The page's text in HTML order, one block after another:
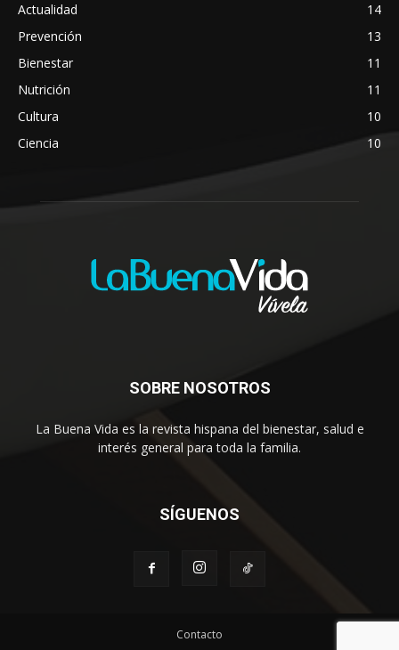
Actualidad
14
Prevención
13
Bienestar
11
Nutrición
11
Cultura
10
Ciencia
10
SOBRE NOSOTROS
La Buena Vida es la revista hispana del bienestar, salud e
interés general para toda la familia.
SÍGUENOS
Contacto